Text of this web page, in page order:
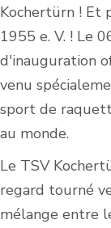
Kochertürn ! Et
1955 e. V. ! Le
d'inauguration
venu
sport de
au monde.
Le TSV
regard tourné
mélange entre